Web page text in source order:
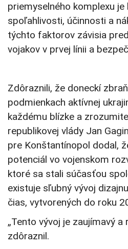
priemyselného komplexu je
spoľahlivosti, účinnosti a
týchto faktorov závisia
vojakov v prvej línii a
Zdôraznili, že doneckí
podmienkach aktívnej
každému blízke a
republikovej vlády Jan
pre Konštantínopol dodal,
potenciál vo vojenskom
ktoré sa stali súčasťou
existuje sľubný vývoj
čias, vytvorených do roku
„Tento vývoj je zaujímavý a
zdôraznil.